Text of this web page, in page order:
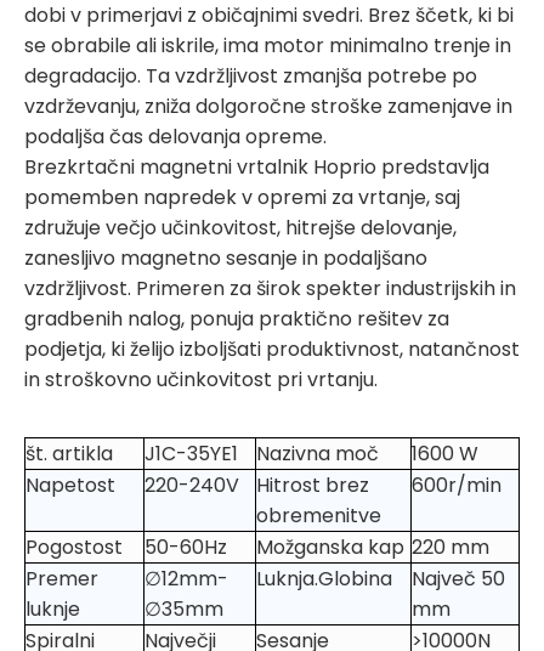
dobi v primerjavi z običajnimi svedri. Brez ščetk, ki bi
se obrabile ali iskrile, ima motor minimalno trenje in
degradacijo. Ta vzdržljivost zmanjša potrebe po
vzdrževanju, zniža dolgoročne stroške zamenjave in
podaljša čas delovanja opreme.
Brezkrtačni magnetni vrtalnik Hoprio predstavlja
pomemben napredek v opremi za vrtanje, saj
združuje večjo učinkovitost, hitrejše delovanje,
zanesljivo magnetno sesanje in podaljšano
vzdržljivost. Primeren za širok spekter industrijskih in
gradbenih nalog, ponuja praktično rešitev za
podjetja, ki želijo izboljšati produktivnost, natančnost
in stroškovno učinkovitost pri vrtanju.
št. artikla J1C-35YE1 Nazivna moč
1600 W
Napetost
220-240V
Hitrost brez
obremenitve
600r/min
Pogostost 50-60Hz Možganska kap 220 mm
Premer
luknje
∅12mm-
∅35mm
Luknja.Globina
Največ 50
mm
Spiralni
Največji Sesanje >10000N